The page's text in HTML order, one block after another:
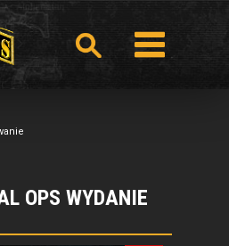
OPS WYDANIE